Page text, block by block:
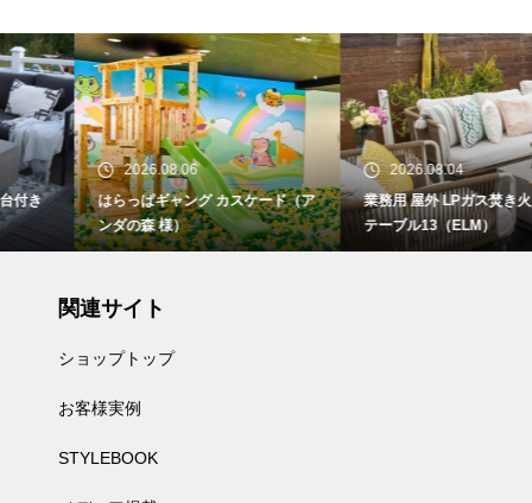
2026.08.06
はらっぱギャング カスケード（ア
ンダの森 様）
2026.08.04
業務用 屋外 LPガス焚き火台付き
テーブル13（ELM）
関連サイト
ショップトップ
お客様実例
STYLEBOOK